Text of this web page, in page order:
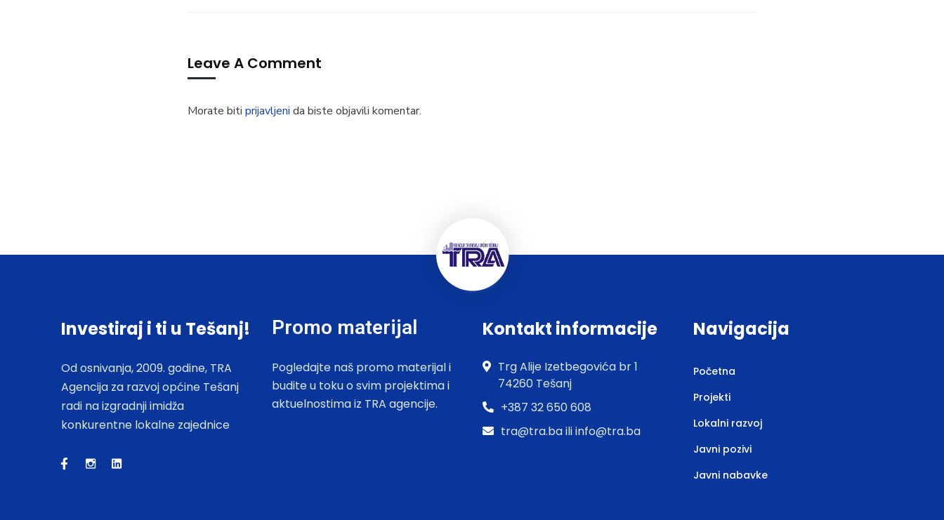
Leave A Comment
Morate biti prijavljeni da biste objavili komentar.
Investiraj i ti u Tešanj!
Od osnivanja, 2009. godine, TRA
Agencija za razvoj općine Tešanj
radi na izgradnji imidža
konkurentne lokalne zajednice
Promo materijal
Pogledajte naš promo materijal i
budite u toku o svim projektima i
aktuelnostima iz TRA agencije.
Kontakt informacije
Trg Alije Izetbegovića br 1
74260 Tešanj
+387 32 650 608
tra@tra.ba ili info@tra.ba
Navigacija
Početna
Projekti
Lokalni razvoj
Javni pozivi
Javni nabavke